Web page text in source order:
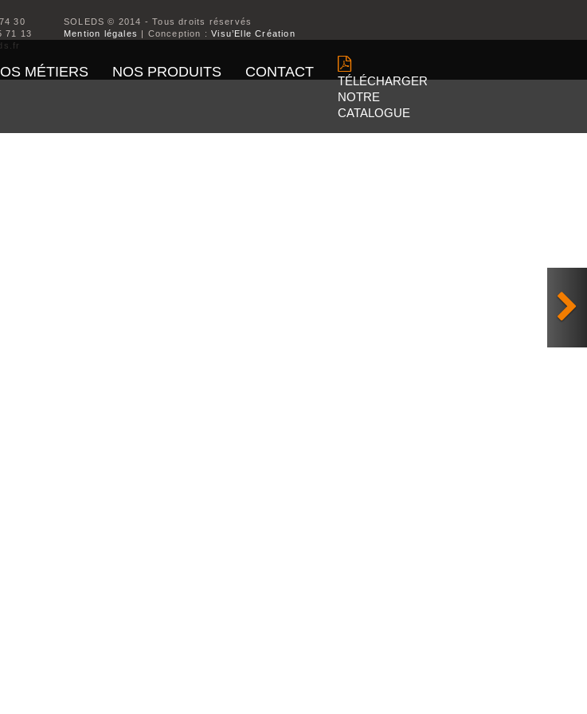
MÉTIERS NOS PRODUITS CONTACT
TÉLÉCHARGER
NOTRE
CATALOGUE
30
71 13
SOLEDS © 2014 - Tous droits réservés
Mention légales | Conception :Visu’Elle Création